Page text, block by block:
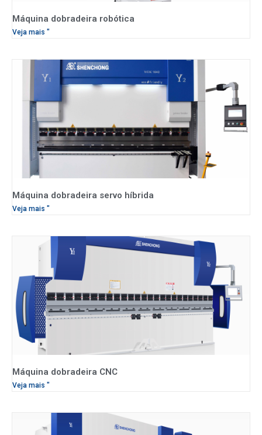
Máquina dobradeira robótica
Veja mais "
Máquina dobradeira servo híbrida
Veja mais "
Máquina dobradeira CNC
Veja mais "